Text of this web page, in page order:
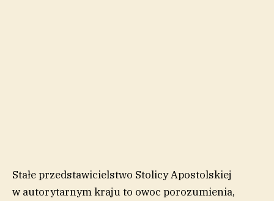
Stałe przedstawicielstwo Stolicy Apostolskiej
w autorytarnym kraju to owoc porozumienia,